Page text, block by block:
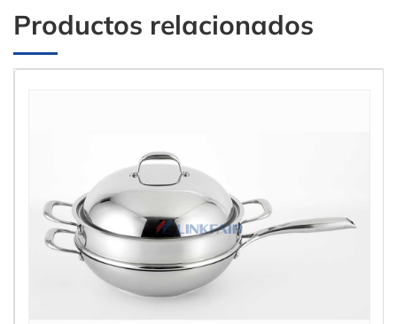
Productos relacionados